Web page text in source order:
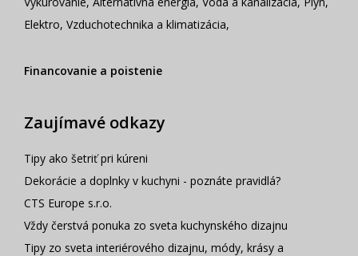
Elektro, Vzduchotechnika a klimatizácia,
Financovanie a poistenie
Zaujímavé odkazy
Tipy ako šetriť pri kúreni
Dekorácie a doplnky v kuchyni - poznáte pravidlá?
CTS Europe s.r.o.
Vždy čerstvá ponuka zo sveta kuchynského dizajnu
Tipy zo sveta interiérového dizajnu, módy, krásy a